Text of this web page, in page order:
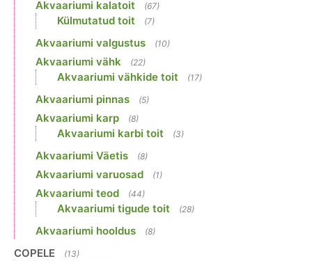
Akvaariumi kalatoit (67)
Külmutatud toit (7)
Akvaariumi valgustus (10)
Akvaariumi vähk (22)
Akvaariumi vähkide toit (17)
Akvaariumi pinnas (5)
Akvaariumi karp (8)
Akvaariumi karbi toit (3)
Akvaariumi Väetis (8)
Akvaariumi varuosad (1)
Akvaariumi teod (44)
Akvaariumi tigude toit (28)
Akvaariumi hooldus (8)
COPELE (13)